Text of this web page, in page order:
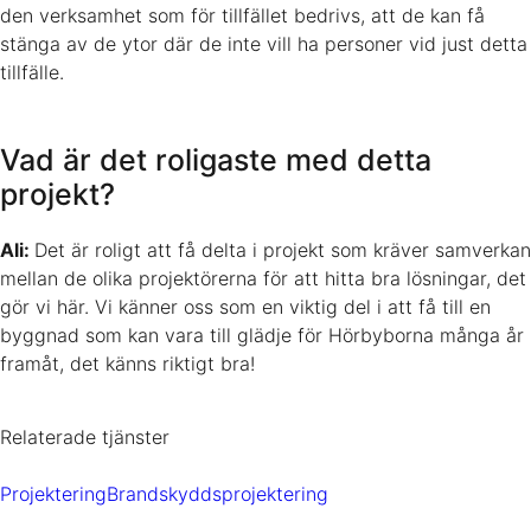
den verksamhet som för tillfället bedrivs, att de kan få
stänga av de ytor där de inte vill ha personer vid just detta
tillfälle.
Vad är det roligaste med detta
projekt?
Ali: Det är roligt att få delta i projekt som kräver samverkan
mellan de olika projektörerna för att hitta bra lösningar, det
gör vi här. Vi känner oss som en viktig del i att få till en
byggnad som kan vara till glädje för Hörbyborna många år
framåt, det känns riktigt bra!
Relaterade tjänster
ProjekteringBrandskyddsprojektering